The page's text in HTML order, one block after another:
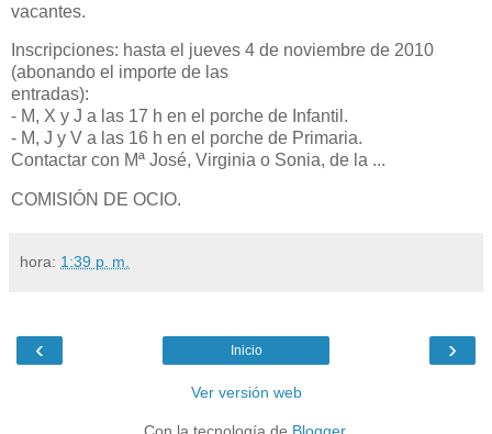
vacantes.
Inscripciones: hasta el jueves 4 de noviembre de 2010
(abonando el importe de las
entradas):
- M, X y J a las 17 h en el porche de Infantil.
- M, J y V a las 16 h en el porche de Primaria.
Contactar con Mª José, Virginia o Sonia, de la ...
COMISIÓN DE OCIO.
hora: 1:39 p. m.
‹ ›
Inicio
Ver versión web